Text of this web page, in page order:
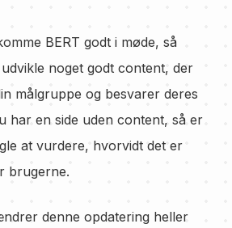
BERT godt i møde, så
noget godt content, der
målgruppe og besvarer deres
har en side uden content, så er
at vurdere, hvorvidt det er
brugerne.
denne opdatering heller